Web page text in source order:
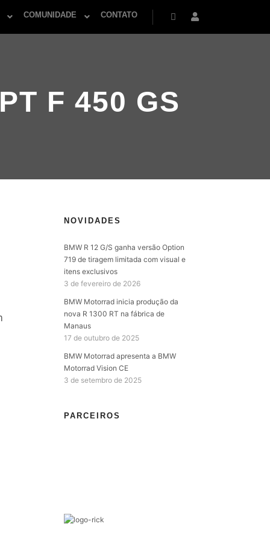
COMUNIDADE CONTATO
PesquisaMais informações
F 450 GS
NOVIDADES
BMW R 12 G/S ganha versão Option
719 de tiragem limitada com visual e
itens exclusivos
3 de fevereiro de 2026
BMW Motorrad inicia produção da
nova R 1300 RT na fábrica de
Manaus
17 de outubro de 2025
BMW Motorrad apresenta a BMW
Motorrad Vision CE
3 de setembro de 2025
PARCEIROS